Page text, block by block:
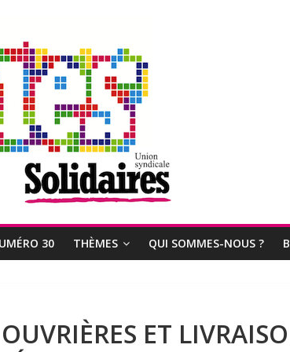
30 THÈMES QUI SOMMES-NOUS ?
ET